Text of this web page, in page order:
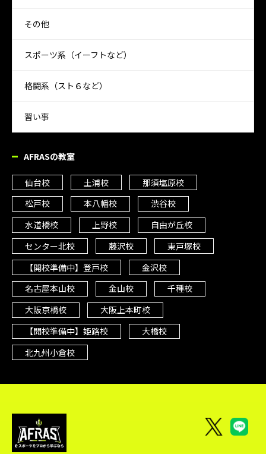
その他
スポーツ系（イーフトなど）
格闘系（スト６など）
習い事
AFRASの教室
仙台校 土浦校
那須塩原校
松戸校
本八幡校
渋谷校
水道橋校
上野校
自由が丘校
センター北校
藤沢校
東戸塚校
【開校準備中】登戸校
金沢校
名古屋本山校
金山校
千種校
大阪京橋校
大阪上本町校
【開校準備中】姫路校
大橋校
北九州小倉校